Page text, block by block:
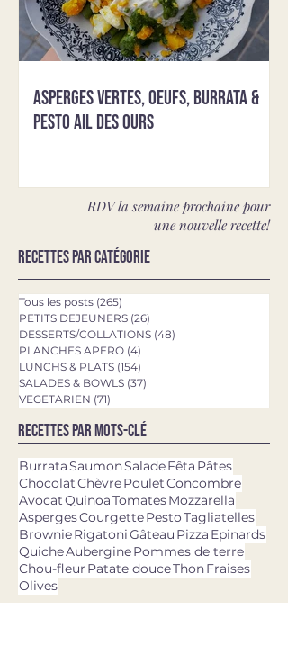
Asperges vertes, oeufs, burrata &
pesto ail des ours
RDV la semaine prochaine pour
une nouvelle recette!
Recettes par catégorie
Tous les posts (265)
PETITS DEJEUNERS (26)
DESSERTS/COLLATIONS (48)
PLANCHES APERO (4)
LUNCHS & PLATS (154)
SALADES & BOWLS (37)
VEGETARIEN (71)
Recettes par mots-clé
BurrataSaumonSaladeFêta Pâtes
ChocolatChèvrePouletConcombre
AvocatQuinoaTomatesMozzarella
AspergesCourgettePestoTagliatelles
BrownieRigatoniGâteau Pizza Epinards
QuicheAuberginePommes de terre
Chou-fleur Patate douceThonFraises
Olives